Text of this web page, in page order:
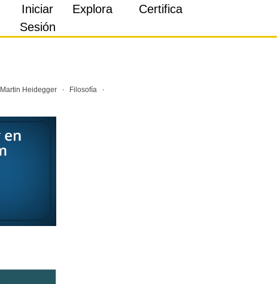
Iniciar
Sesión
Explora Certifica
Martin Heidegger · Filosofía ·